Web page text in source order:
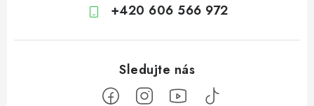
+420 606 566 972